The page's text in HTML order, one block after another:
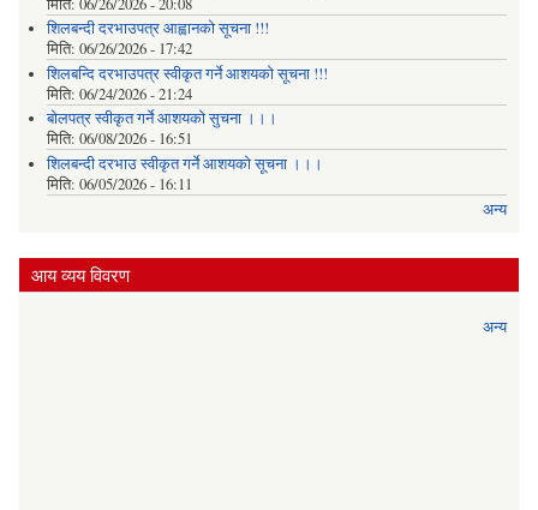
शिलबन्दी दरभाउपत्र आह्वानको सूचना !!!
मिति: 06/26/2026 - 17:42
शिलबन्दि दरभाउपत्र स्वीकृत गर्ने आशयकाे सूचना !!!
मिति: 06/24/2026 - 21:24
बोलपत्र स्वीकृत गर्ने आशयको सुचना ।।।
मिति: 06/08/2026 - 16:51
शिलबन्दी दरभाउ स्वीकृत गर्ने आशयको सूचना ।।।
मिति: 06/05/2026 - 16:11
अन्य
आय व्यय विवरण
अन्य